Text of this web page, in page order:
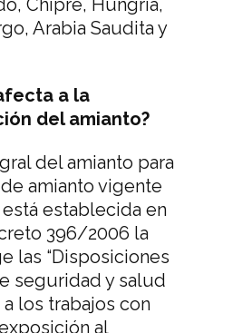
Chipre, Hungría,
Arabia Saudita y
a la
del amianto?
del amianto para
amianto vigente
está establecida en
396/2006 la
las “Disposiciones
seguridad y salud
los trabajos con
al